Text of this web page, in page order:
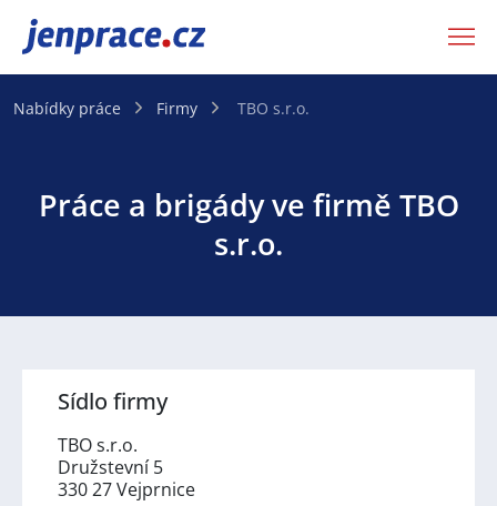
JenPráce.cz
Nabídky práce Firmy TBO s.r.o.
Práce a brigády ve firmě TBO
s.r.o.
Sídlo firmy
TBO s.r.o.
Družstevní 5
330 27 Vejprnice